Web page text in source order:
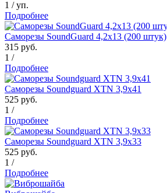
1 /уп.
Подробнее
Саморезы SoundGuard 4,2х13 (200 штук)
315 руб.
1 /
Подробнее
Саморезы Soundguard XTN 3,9х41
525 руб.
1 /
Подробнее
Саморезы Soundguard XTN 3,9x33
525 руб.
1 /
Подробнее